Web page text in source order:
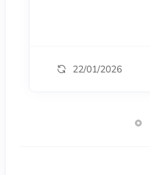
22/01/2026